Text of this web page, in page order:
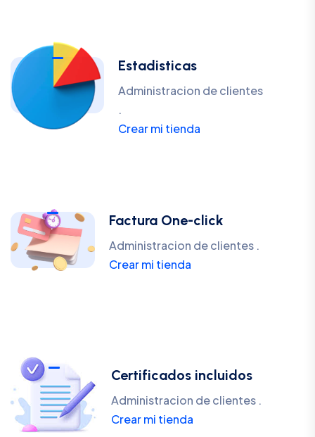
Estadisticas
Administracion de clientes
.
Crear mi tienda
Factura One-click
Administracion de clientes .
Crear mi tienda
Certificados incluidos
Administracion de clientes .
Crear mi tienda